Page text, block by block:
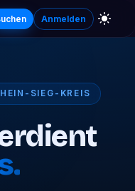
Anmelden
SIEG-KREIS